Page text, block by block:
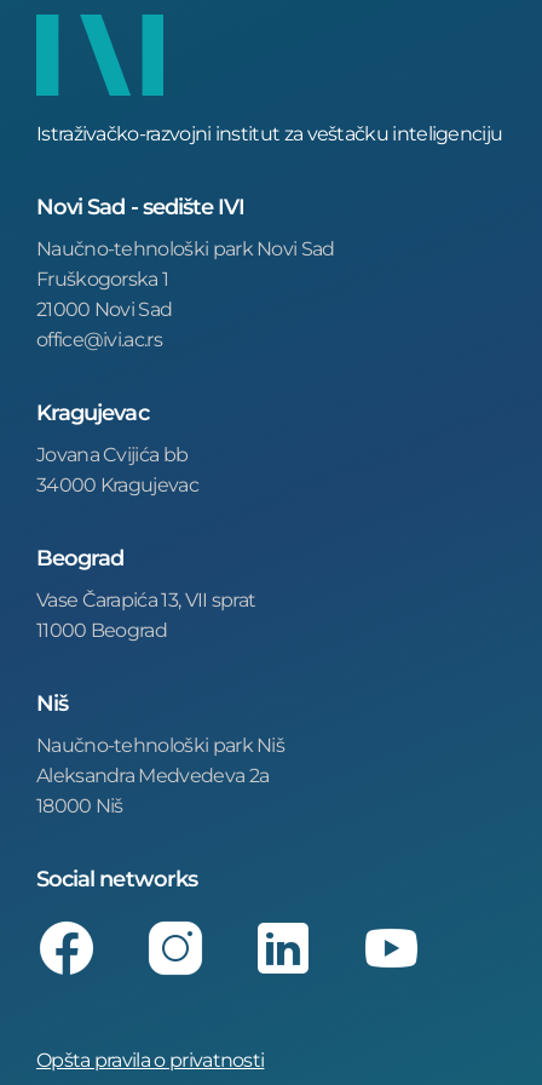
Istraživačko-razvojni institut za veštačku inteligenciju
Novi Sad - sedište IVI
Naučno-tehnološki park Novi Sad
Fruškogorska 1
21000 Novi Sad
office@ivi.ac.rs
Kragujevac
Jovana Cvijića bb
34000 Kragujevac
Beograd
Vase Čarapića 13, VII sprat
11000 Beograd
Niš
Naučno-tehnološki park Niš
Aleksandra Medvedeva 2a
18000 Niš
Social networks
Facebook Instagram LinkedIn
Opšta pravila o privatnosti